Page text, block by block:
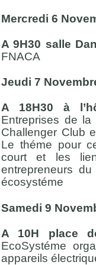
Mercredi 6
A 9H30 salle
FNACA
Jeudi 7
A 18H30 à
Entreprises de
Challenger Club
Le théme pour
court et les
entrepreneurs
écosystéme
Samedi 9
A 10H place
EcoSystéme
appareils